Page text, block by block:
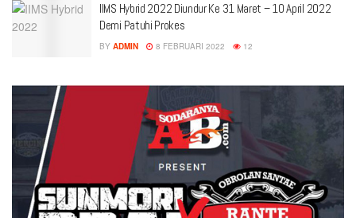
IIMS Hybrid 2022 Diundur Ke 31 Maret – 10 April 2022
Demi Patuhi Prokes
BY ADMIN 8 FEBRUARI 2022 12